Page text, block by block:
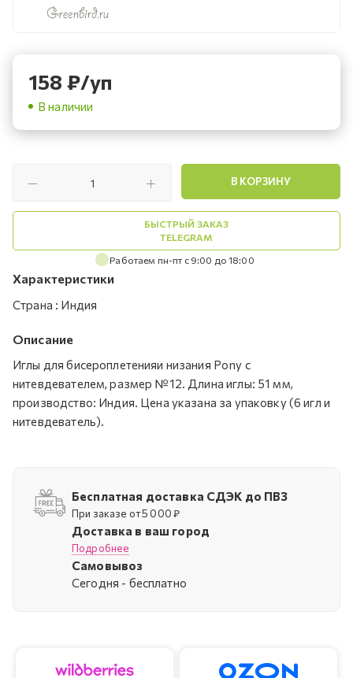
158 ₽/уп
В наличии
В КОРЗИНУ
БЫСТРЫЙ ЗАКАЗ
TELEGRAM
Работаем пн-пт с 9:00 до 18:00
Характеристики
Страна : Индия
Описание
Иглы для бисероплетенияи низания Pony с
нитевдевателем, размер №12. Длина иглы: 51 мм,
производство: Индия. Цена указана за упаковку (6 игл и
нитевдеватель).
Бесплатная доставка СДЭК до ПВЗ
При заказе от 5 000 ₽
Доставка в ваш город
Подробнее
Самовывоз
Cегодня - бесплатно